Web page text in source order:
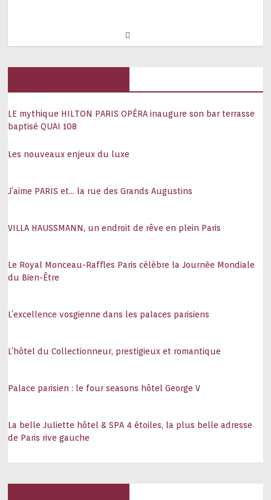
LE mythique HILTON PARIS OPÉRA inaugure son bar terrasse
baptisé QUAI 108
Les nouveaux enjeux du luxe
J’aime PARIS et… la rue des Grands Augustins
VILLA HAUSSMANN, un endroit de rêve en plein Paris
Le Royal Monceau-Raffles Paris célèbre la Journée Mondiale
du Bien-Être
L’excellence vosgienne dans les palaces parisiens
L’hôtel du Collectionneur, prestigieux et romantique
Palace parisien : le four seasons hôtel George V
La belle Juliette hôtel & SPA 4 étoiles, la plus belle adresse
de Paris rive gauche